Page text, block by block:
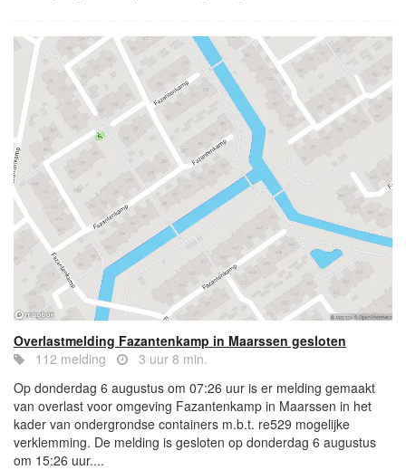
Overlastmelding Fazantenkamp in Maarssen gesloten
112 melding
3 uur 8 min.
Op donderdag 6 augustus om 07:26 uur is er melding gemaakt
van overlast voor omgeving Fazantenkamp in Maarssen in het
kader van ondergrondse containers m.b.t. re529 mogelijke
verklemming. De melding is gesloten op donderdag 6 augustus
om 15:26 uur....